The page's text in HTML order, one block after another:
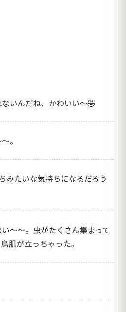
いんだね、かわいい～🤣
。
みたいな気持ちになるだろう
〜〜。虫がたくさん集まって
肌が立っちゃった。